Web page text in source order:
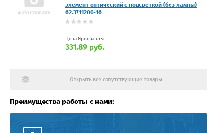
элемент оптический с подсветкой (без лампы)
62.3711200-16
Цена Ярославль:
331.89 руб.
Открыть все сопутствующие товары
Преимущества работы с нами: